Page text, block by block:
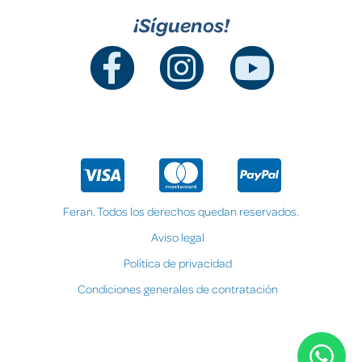
¡Síguenos!
Feran. Todos los derechos quedan reservados.
Aviso legal
Política de privacidad
Condiciones generales de contratación